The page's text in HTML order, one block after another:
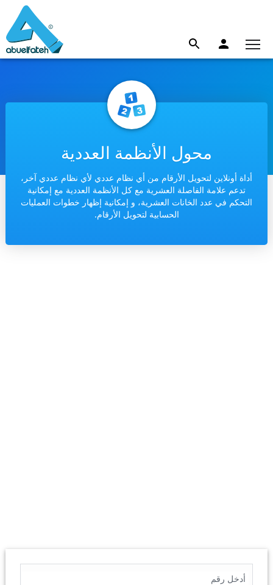
محول الأنظمة العددية
أداة أونلاين لتحويل الأرقام من أي نظام عددي لأي نظام عددي آخر،
تدعم علامة الفاصلة العشرية مع كل الأنظمة العددية مع إمكانية
التحكم في عدد الخانات العشرية، و إمكانية إظهار خطوات العمليات
الحسابية لتحويل الأرقام.
أدخل رقم